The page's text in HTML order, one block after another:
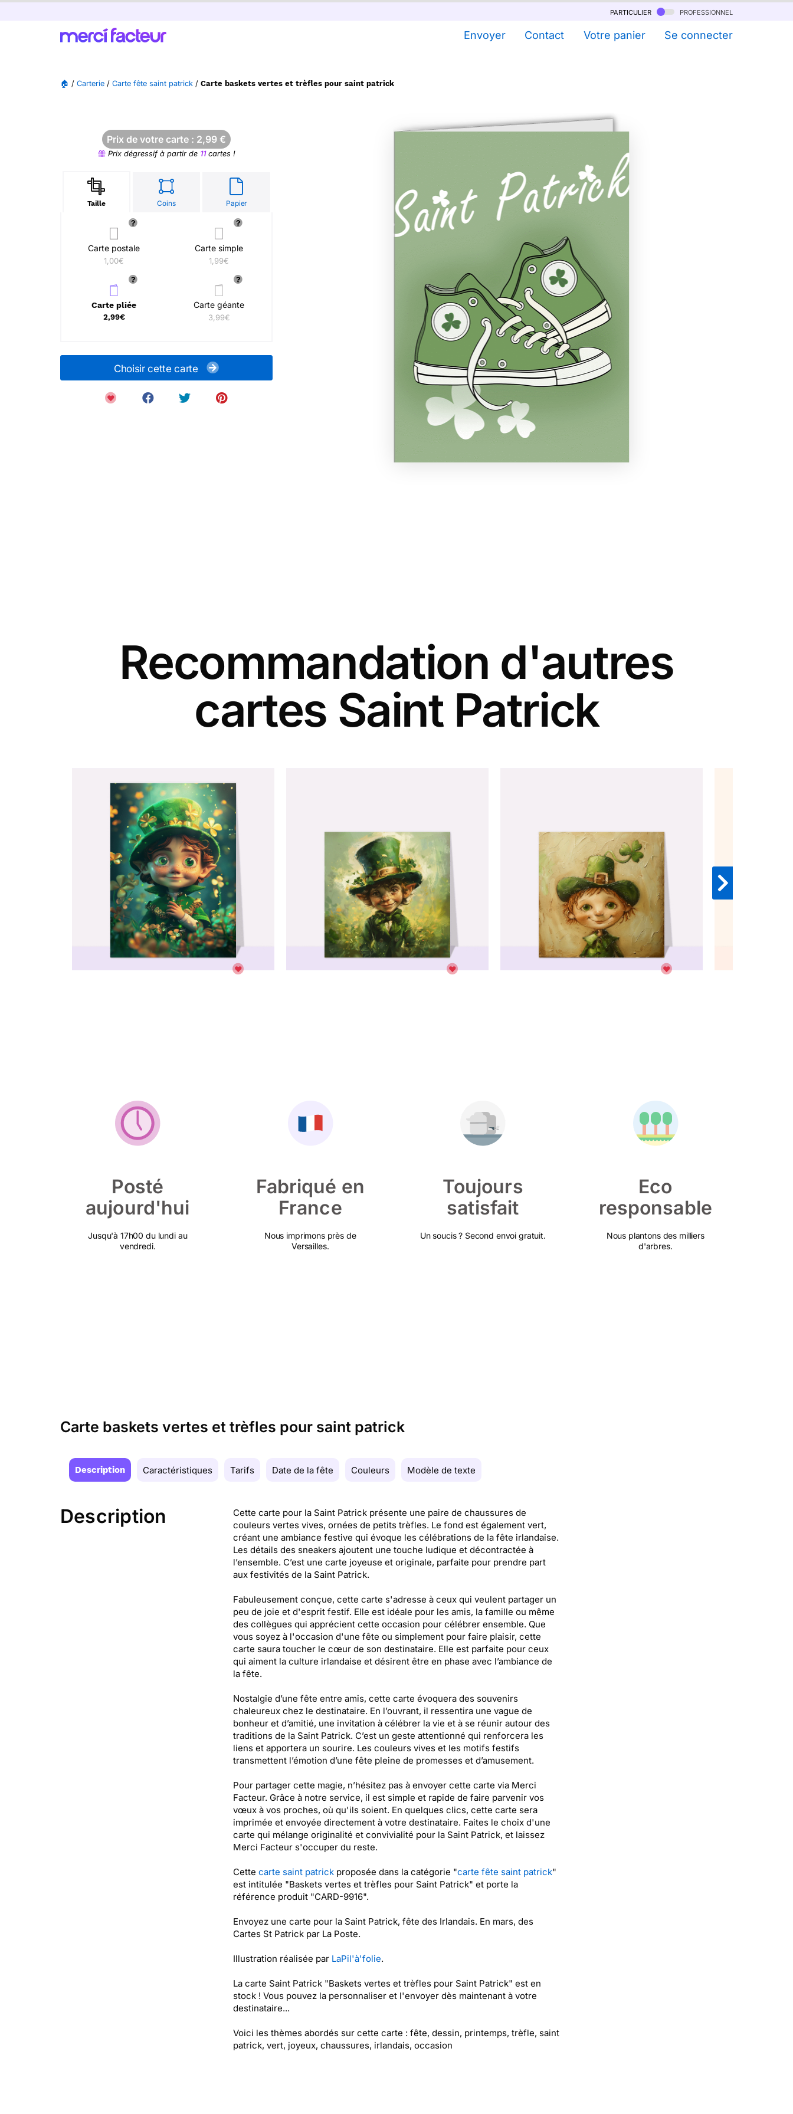
particulier professionnel
Envoyer Contact Votre panier Se connecter
🏠 / Carterie / Carte fête saint patrick / Carte baskets vertes et trèfles pour saint patrick
Prix de votre carte : 2,99 €
Prix dégressif à partir de 11cartes !
Taille Coins Papier
Carte postale
1,00€
Carte simple
1,99€
Carte pliée
2,99€
Carte géante
3,99€
Choisir cette carte
Recommandation d'autres
cartes Saint Patrick
Posté
aujourd'hui
Jusqu'à 17h00 du lundi au
vendredi.
Fabriqué en
France
Nous imprimons près de
Versailles.
Toujours
satisfait
Un soucis ? Second envoi gratuit.
Eco
responsable
Nous plantons des milliers
d'arbres.
Carte baskets vertes et trèfles pour saint patrick
Description Caractéristiques Tarifs Date de la fête Couleurs Modèle de texte
Description
Cette carte pour la Saint Patrick présente une paire de chaussures de
couleurs vertes vives, ornées de petits trèfles. Le fond est également vert,
créant une ambiance festive qui évoque les célébrations de la fête irlandaise.
Les détails des sneakers ajoutent une touche ludique et décontractée à
l’ensemble. C’est une carte joyeuse et originale, parfaite pour prendre part
aux festivités de la Saint Patrick.
Fabuleusement conçue, cette carte s'adresse à ceux qui veulent partager un
peu de joie et d'esprit festif. Elle est idéale pour les amis, la famille ou même
des collègues qui apprécient cette occasion pour célébrer ensemble. Que
vous soyez à l'occasion d'une fête ou simplement pour faire plaisir, cette
carte saura toucher le cœur de son destinataire. Elle est parfaite pour ceux
qui aiment la culture irlandaise et désirent être en phase avec l’ambiance de
la fête.
Nostalgie d’une fête entre amis, cette carte évoquera des souvenirs
chaleureux chez le destinataire. En l’ouvrant, il ressentira une vague de
bonheur et d’amitié, une invitation à célébrer la vie et à se réunir autour des
traditions de la Saint Patrick. C’est un geste attentionné qui renforcera les
liens et apportera un sourire. Les couleurs vives et les motifs festifs
transmettent l’émotion d’une fête pleine de promesses et d’amusement.
Pour partager cette magie, n’hésitez pas à envoyer cette carte via Merci
Facteur. Grâce à notre service, il est simple et rapide de faire parvenir vos
vœux à vos proches, où qu'ils soient. En quelques clics, cette carte sera
imprimée et envoyée directement à votre destinataire. Faites le choix d'une
carte qui mélange originalité et convivialité pour la Saint Patrick, et laissez
Merci Facteur s'occuper du reste.
Cette carte saint patrickproposée dans la catégorie "carte fête saint patrick"
est intitulée "Baskets vertes et trèfles pour Saint Patrick" et porte la
référence produit "CARD-9916".
Envoyez une carte pour la Saint Patrick, fête des Irlandais. En mars, des
Cartes St Patrick par La Poste.
Illustration réalisée par LaPil'à'folie.
La carte Saint Patrick "Baskets vertes et trèfles pour Saint Patrick" est en
stock ! Vous pouvez la personnaliser et l'envoyer dès maintenant à votre
destinataire...
Voici les thèmes abordés sur cette carte : fête, dessin, printemps, trèfle, saint
patrick, vert, joyeux, chaussures, irlandais, occasion